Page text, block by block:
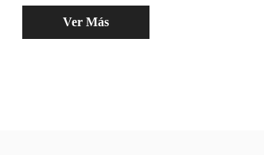
Ver Más